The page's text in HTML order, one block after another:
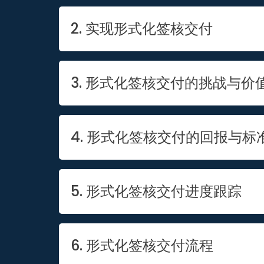
2. 实现形式化签核交付
3. 形式化签核交付的挑战与价
4. 形式化签核交付的回报与标
5. 形式化签核交付进度跟踪
6. 形式化签核交付流程